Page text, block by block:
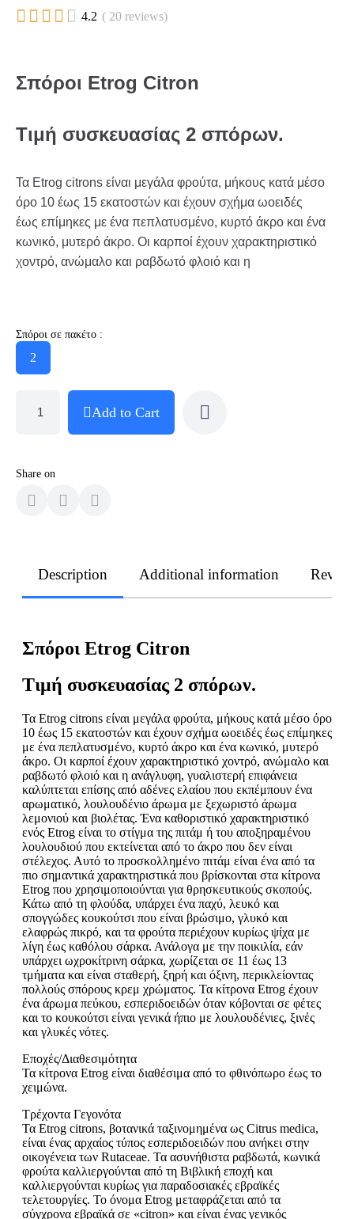
     4.2 ( 20 reviews)
Σπόροι Etrog Citron
Τιμή συσκευασίας 2 σπόρων.
Τα Etrog citrons είναι μεγάλα φρούτα, μήκους κατά μέσο
όρο 10 έως 15 εκατοστών και έχουν σχήμα ωοειδές
έως επίμηκες με ένα πεπλατυσμένο, κυρτό άκρο και ένα
κωνικό, μυτερό άκρο. Οι καρποί έχουν χαρακτηριστικό
χοντρό, ανώμαλο και ραβδωτό φλοιό και η
Σπόροι σε πακέτο :
2
Add to Cart
Share on
Description Additional information
Σπόροι Etrog Citron
Τιμή συσκευασίας 2 σπόρων.
Τα Etrog citrons είναι μεγάλα φρούτα, μήκους κατά μέσο όρο
10 έως 15 εκατοστών και έχουν σχήμα ωοειδές έως επίμηκες
με ένα πεπλατυσμένο, κυρτό άκρο και ένα κωνικό, μυτερό
άκρο. Οι καρποί έχουν χαρακτηριστικό χοντρό, ανώμαλο και
ραβδωτό φλοιό και η ανάγλυφη, γυαλιστερή επιφάνεια
καλύπτεται επίσης από αδένες ελαίου που εκπέμπουν ένα
αρωματικό, λουλουδένιο άρωμα με ξεχωριστό άρωμα
λεμονιού και βιολέτας. Ένα καθοριστικό χαρακτηριστικό
ενός Etrog είναι το στίγμα της πιτάμ ή του αποξηραμένου
λουλουδιού που εκτείνεται από το άκρο που δεν είναι
στέλεχος. Αυτό το προσκολλημένο πιτάμ είναι ένα από τα
πιο σημαντικά χαρακτηριστικά που βρίσκονται στα κίτρονα
Etrog που χρησιμοποιούνται για θρησκευτικούς σκοπούς.
Κάτω από τη φλούδα, υπάρχει ένα παχύ, λευκό και
σπογγώδες κουκούτσι που είναι βρώσιμο, γλυκό και
ελαφρώς πικρό, και τα φρούτα περιέχουν κυρίως ψίχα με
λίγη έως καθόλου σάρκα. Ανάλογα με την ποικιλία, εάν
υπάρχει ωχροκίτρινη σάρκα, χωρίζεται σε 11 έως 13
τμήματα και είναι σταθερή, ξηρή και όξινη, περικλείοντας
πολλούς σπόρους κρεμ χρώματος. Τα κίτρονα Etrog έχουν
ένα άρωμα πεύκου, εσπεριδοειδών όταν κόβονται σε φέτες
και το κουκούτσι είναι γενικά ήπιο με λουλουδένιες, ξινές
και γλυκές νότες.
Εποχές/Διαθεσιμότητα
Τα κίτρονα Etrog είναι διαθέσιμα από το φθινόπωρο έως το
χειμώνα.
Τρέχοντα Γεγονότα
Τα Etrog citrons, βοτανικά ταξινομημένα ως Citrus medica,
είναι ένας αρχαίος τύπος εσπεριδοειδών που ανήκει στην
οικογένεια των Rutaceae. Τα ασυνήθιστα ραβδωτά, κωνικά
φρούτα καλλιεργούνται από τη Βιβλική εποχή και
καλλιεργούνται κυρίως για παραδοσιακές εβραϊκές
τελετουργίες. Το όνομα Etrog μεταφράζεται από τα
σύγχρονα εβραϊκά σε «citron» και είναι ένας γενικός